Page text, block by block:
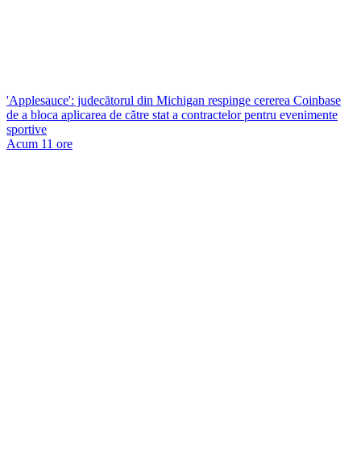
'Applesauce': judecătorul din Michigan respinge cererea Coinbase
de a bloca aplicarea de către stat a contractelor pentru evenimente
sportive
Acum 11 ore